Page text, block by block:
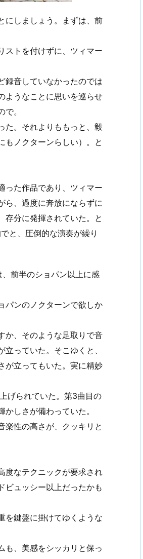
にしましょう。まずは、前
ストを付けずに、ツィマー
録音していなかったのでは
ようなことに思いを巡らせ
。
た。それよりももっと、毅
もノクターンらしい）。と
た作品であり、ツィマー
ら、過度に奔放にならずに
存分に発揮されていた。と
と、圧倒的な演奏が繰り
前半のショパン以上に感
パンのノクターンで欲しか
か、そのような足取りで音
っていた。そこゆくと、
が立ってもいた。実に精妙
げられていた。第3曲目の
しさが備わっていた。
楽性の高さが、クッキリと
度なテクニックが要求され
ビュッシー以上だったかも
を鍵盤に掛けてゆくような
も、美感をシッカリと保っ